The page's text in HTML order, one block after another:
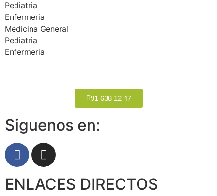
Pediatria
Enfermeria
Medicina General
Pediatria
Enfermeria
91 638 12 47
Siguenos en:
ENLACES DIRECTOS